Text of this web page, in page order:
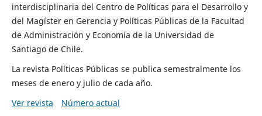
interdisciplinaria del Centro de Políticas para el Desarrollo y
del Magíster en Gerencia y Políticas Públicas de la Facultad
de Administración y Economía de la Universidad de
Santiago de Chile.
La revista Políticas Públicas se publica semestralmente los
meses de enero y julio de cada año.
Ver revista
Número actual